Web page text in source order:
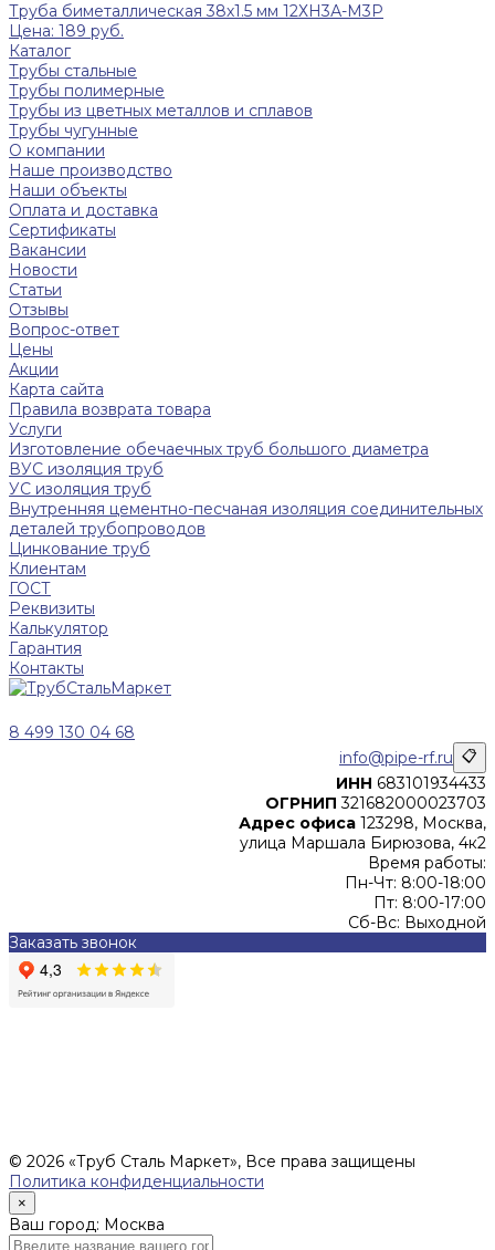
Труба биметаллическая 38х1.5 мм 12ХН3А-М3Р
Цена: 189 руб.
Каталог
Трубы стальные
Трубы полимерные
Трубы из цветных металлов и сплавов
Трубы чугунные
О компании
Наше производство
Наши объекты
Оплата и доставка
Сертификаты
Вакансии
Новости
Статьи
Отзывы
Вопрос-ответ
Цены
Акции
Карта сайта
Правила возврата товара
Услуги
Изготовление обечаечных труб большого диаметра
ВУС изоляция труб
УС изоляция труб
Внутренняя цементно-песчаная изоляция соединительных
деталей трубопроводов
Цинкование труб
Клиентам
ГОСТ
Реквизиты
Калькулятор
Гарантия
Контакты
8 499 130 04 68
info@pipe-rf.ru 📋
ИНН 683101934433
ОГРНИП 321682000023703
Адрес офиса 123298, Москва,
улица Маршала Бирюзова, 4к2
Время работы:
Пн-Чт: 8:00-18:00
Пт: 8:00-17:00
Сб-Вс: Выходной
Заказать звонок
© 2026 «Труб Сталь Маркет», Все права защищены
Политика конфиденциальности
×
Ваш город: Москва